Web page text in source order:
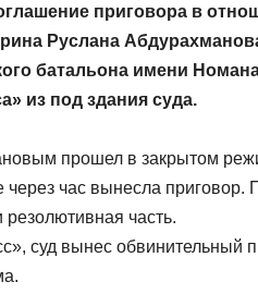
приговора в
Руслана
батальона имени
из под здания суда.
прошел в закрытом
час вынесла приговор.
часть.
суд вынес обвинительный